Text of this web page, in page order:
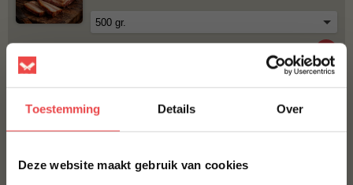
Toestemming Details Over
Deze website maakt gebruik van cookies